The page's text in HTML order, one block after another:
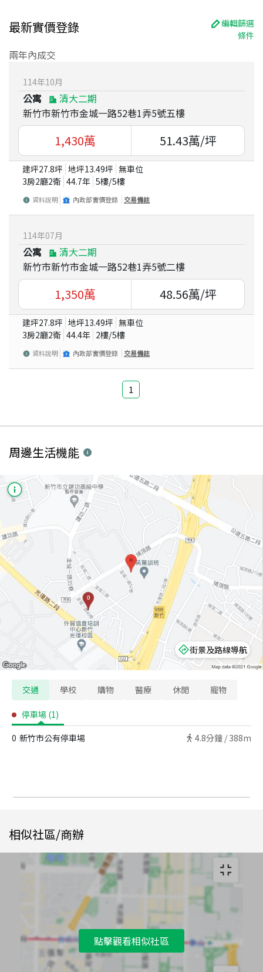
最新實價登錄
編輯篩選
條件
兩年內成交
114年10月
公寓
清大二期
新竹市新竹市金城一路52巷1弄5號五樓
1,430萬 51.43萬/坪
建坪27.8坪 地坪13.49坪 無車位
3房2廳2衛 44.7年 5樓/5樓
資料說明 內政部實價登錄 交易備註
114年07月
公寓
清大二期
新竹市新竹市金城一路52巷1弄5號二樓
1,350萬 48.56萬/坪
建坪27.8坪 地坪13.49坪 無車位
3房2廳2衛 44.4年 2樓/5樓
資料說明 內政部實價登錄 交易備註
1
周邊生活機能
街景及路線導航
交通 學校 購物 醫療 休閒 寵物
停車場 (1)
0 新竹市公有停車場 4.8分鐘 / 388m
相似社區/商辦
點擊觀看相似社區